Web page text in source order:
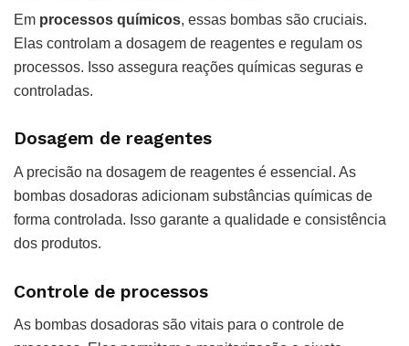
Em processos químicos, essas bombas são cruciais.
Elas controlam a dosagem de reagentes e regulam os
processos. Isso assegura reações químicas seguras e
controladas.
Dosagem de reagentes
A precisão na dosagem de reagentes é essencial. As
bombas dosadoras adicionam substâncias químicas de
forma controlada. Isso garante a qualidade e consistência
dos produtos.
Controle de processos
As bombas dosadoras são vitais para o controle de